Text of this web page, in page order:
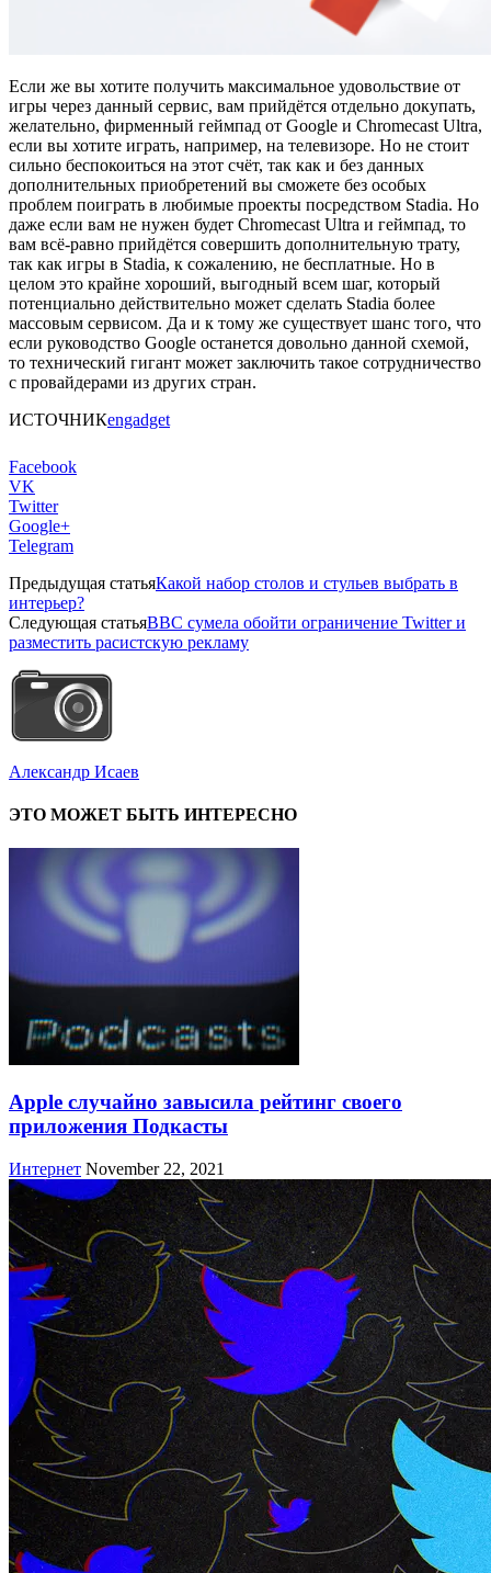
Если же вы хотите получить максимальное удовольствие от
игры через данный сервис, вам прийдётся отдельно докупать,
желательно, фирменный геймпад от Google и Chromecast Ultra,
если вы хотите играть, например, на телевизоре. Но не стоит
сильно беспокоиться на этот счёт, так как и без данных
дополнительных приобретений вы сможете без особых
проблем поиграть в любимые проекты посредством Stadia. Но
даже если вам не нужен будет Chromecast Ultra и геймпад, то
вам всё-равно прийдётся совершить дополнительную трату,
так как игры в Stadia, к сожалению, не бесплатные. Но в
целом это крайне хороший, выгодный всем шаг, который
потенциально действительно может сделать Stadia более
массовым сервисом. Да и к тому же существует шанс того, что
если руководство Google останется довольно данной схемой,
то технический гигант может заключить такое сотрудничество
с провайдерами из других стран.
ИСТОЧНИКengadget
Facebook
VK
Twitter
Google+
Telegram
Предыдущая статьяКакой набор столов и стульев выбрать в
интерьер?
Следующая статьяBBC сумела обойти ограничение Twitter и
разместить расистскую рекламу
Александр Исаев
ЭТО МОЖЕТ БЫТЬ ИНТЕРЕСНО
Apple случайно завысила рейтинг своего
приложения Подкасты
Интернет November 22, 2021